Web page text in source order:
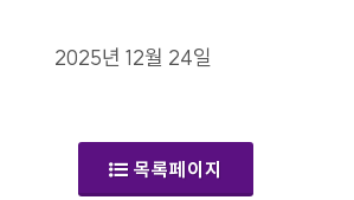
2025년 12월 24일
목록페이지